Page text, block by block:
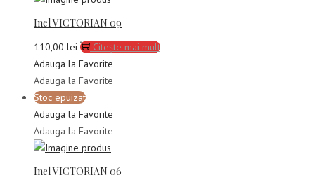
Inel VICTORIAN 09
110,00 lei
Citește mai mult
Adauga la Favorite
Adauga la Favorite
Stoc epuizat
Adauga la Favorite
Adauga la Favorite
Inel VICTORIAN 06